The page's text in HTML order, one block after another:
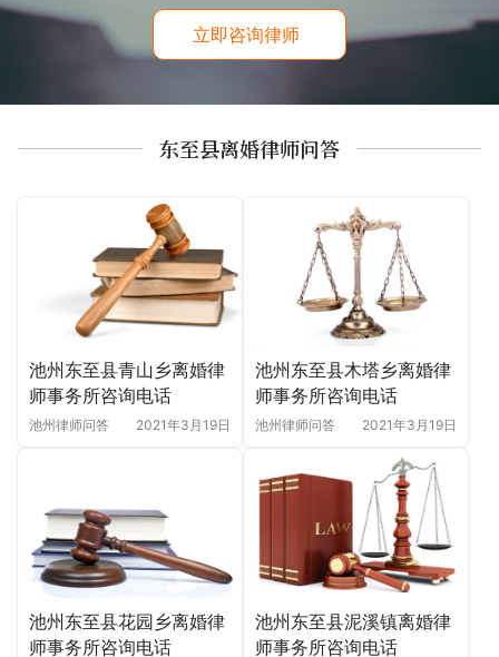
立即咨询律师
东至县离婚律师问答
池州东至县青山乡离婚律
师事务所咨询电话
池州律师问答 2021年3月19日
池州东至县木塔乡离婚律
师事务所咨询电话
池州律师问答 2021年3月19日
池州东至县花园乡离婚律
师事务所咨询电话
池州东至县泥溪镇离婚律
师事务所咨询电话